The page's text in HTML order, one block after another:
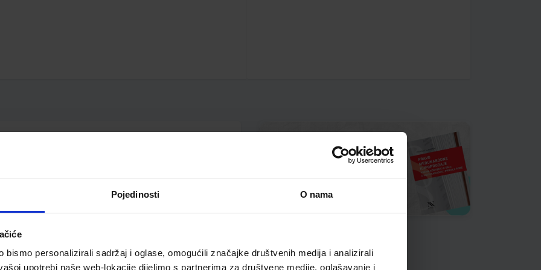
Pojedinosti O nama
bismo personalizirali sadržaj i oglase, omogućili značajke društvenih medija i analizirali
upotrebi naše web-lokacije dijelimo s partnerima za društvene medije, oglašavanje i
300 g; klizač s vijkom za zaključavanje može se
3 dodatne oštrice uključene u pakiranje